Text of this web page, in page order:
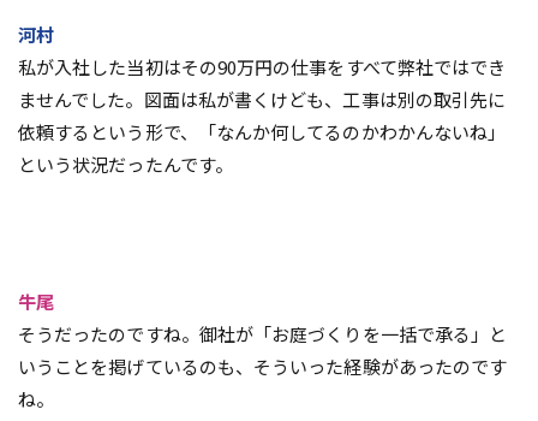
河村
私が入社した当初はその90万円の仕事をすべて弊社ではでき
ませんでした。図面は私が書くけども、工事は別の取引先に
依頼するという形で、「なんか何してるのかわかんないね」
という状況だったんです。
牛尾
そうだったのですね。御社が「お庭づくりを一括で承る」と
いうことを掲げているのも、そういった経験があったのです
ね。